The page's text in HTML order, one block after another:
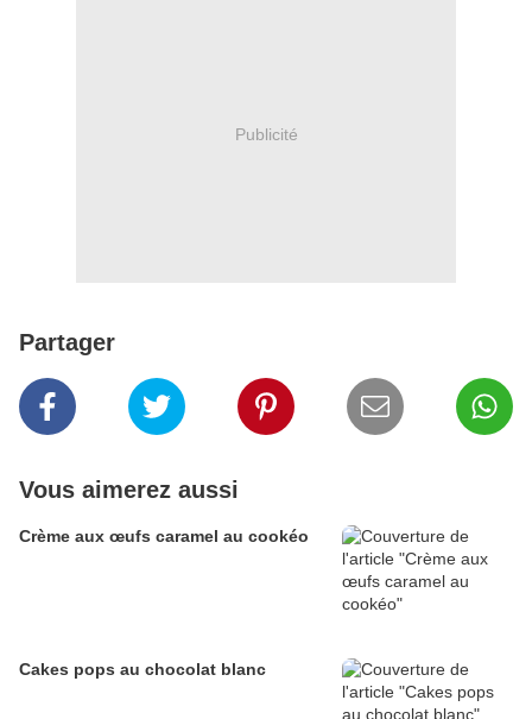
Publicité
Partager
Vous aimerez aussi
Crème aux œufs caramel au cookéo
Cakes pops au chocolat blanc